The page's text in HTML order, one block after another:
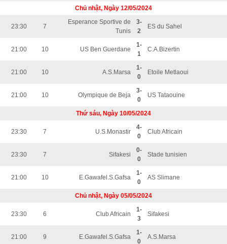
Chủ nhật, Ngày 12/05/2024
23:30 7
Esperance Sportive de
Tunis
3-
2
ES du Sahel
21:00 10 US Ben Guerdane
1-
1
C.A.Bizertin
21:00 10 A.S.Marsa
1-
0
Etoile Metlaoui
21:00 10 Olympique de Beja
3-
0
US Tataouine
Thứ sáu, Ngày 10/05/2024
23:30 7 U.S.Monastir
4-
0
Club Africain
23:30 7 Sifakesi
0-
0
Stade tunisien
21:00 10 E.Gawafel.S.Gafsa
1-
0
AS Slimane
Chủ nhật, Ngày 05/05/2024
23:30 6 Club Africain
1-
3
Sifakesi
21:00 9 E.Gawafel.S.Gafsa
1-
0
A.S.Marsa